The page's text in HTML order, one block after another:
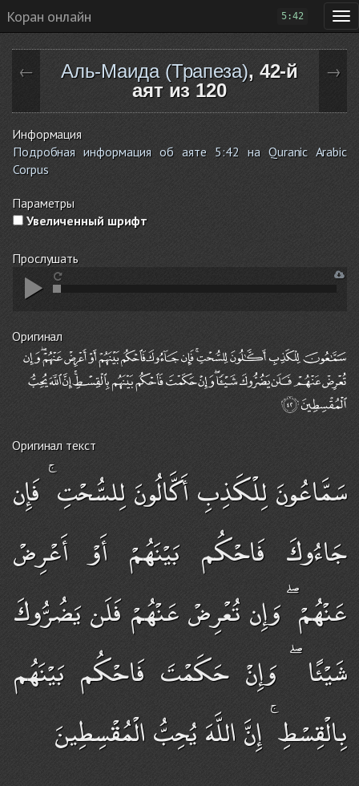
Коран онлайн 5:42
← Аль-Маида (Трапеза), 42-й
аят из 120
→
Информация
Подробная информация об аяте 5:42 на Quranic Arabic
Corpus
Параметры
Увеличенный шрифт
Прослушать
Оригинал
Оригинал текст
سَمَّاعُونَ لِلْكَذِبِ أَكَّالُونَ لِلسُّحْتِ ۚ فَإِن
جَاءُوكَ فَاحْكُم بَيْنَهُمْ أَوْ أَعْرِضْ
عَنْهُمْ ۖ وَإِن تُعْرِضْ عَنْهُمْ فَلَن يَضُرُّوكَ
شَيْئًا ۖ وَإِنْ حَكَمْتَ فَاحْكُم بَيْنَهُم
بِالْقِسْطِ ۚ إِنَّ اللَّهَ يُحِبُّ الْمُقْسِطِينَ